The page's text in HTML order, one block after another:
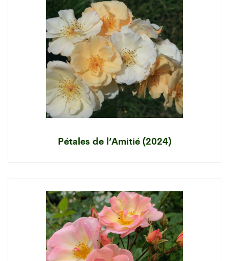
Pétales de l’Amitié (2024)